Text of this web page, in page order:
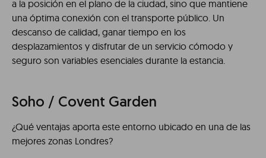
a la posición en el plano de la ciudad, sino que mantiene
una óptima conexión con el transporte público. Un
descanso de calidad, ganar tiempo en los
desplazamientos y disfrutar de un servicio cómodo y
seguro son variables esenciales durante la estancia.
Soho / Covent Garden
¿Qué ventajas aporta este entorno ubicado en una de las
mejores zonas Londres?